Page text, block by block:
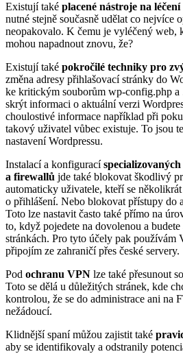
Existují také placené nástroje na
nutné stejně současně udělat co nejvíce
neopakovalo. K čemu je vyléčený web,
mohou napadnout znovu, že?
Existují také pokročilé techniky pro
změna adresy přihlašovací stránky do
ke kritickým souborům wp-config.php a
skrýt informaci o aktuální verzi
choulostivé informace například při
takový uživatel vůbec existuje. To jsou
nastavení Wordpressu.
Instalací a konfigurací
a firewallů jde také blokovat škodlivý
automaticky uživatele, kteří se
o přihlášení. Nebo blokovat přístupy do
Toto lze nastavit často také přímo na
to, když pojedete na dovolenou a
stránkách. Pro tyto účely pak používám
připojím ze zahraničí přes české servery.
Pod ochranu VPN lze také přesunout
Toto se dělá u důležitých stránek, kde
kontrolou, že se do administrace ani na
nežádoucí.
Klidnější spaní můžou zajistit také
aby se identifikovaly a odstranily